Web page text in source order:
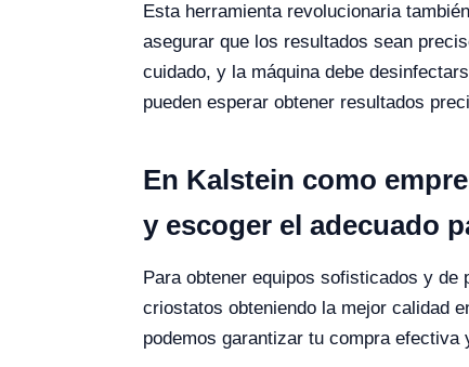
Esta herramienta revolucionaria
asegurar que los resultados sean
cuidado, y la máquina debe
pueden esperar obtener resultados
En Kalstein como
y escoger el adecuado
Para obtener equipos sofisticados y
criostatos obteniendo la mejor calidad
podemos garantizar tu compra